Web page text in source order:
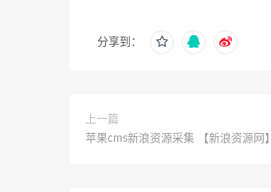
分享到：
上一篇
苹果cms新浪资源采集 【新浪资源网】